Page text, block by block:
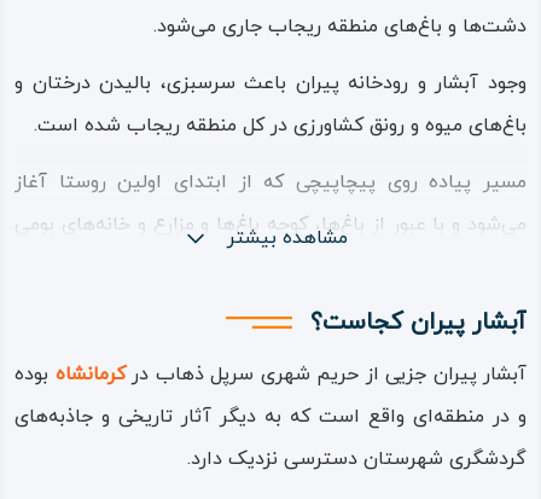
دشت‌ها و باغ‌های منطقه ریجاب جاری می‌شود.
وجود آبشار و رودخانه پیران باعث سرسبزی، بالیدن درختان و
باغ‌های میوه و رونق کشاورزی در کل منطقه ریجاب شده است.
مسیر پیاده روی پیچاپیچی که از ابتدای اولین روستا آغاز
می‌شود و با عبور از باغ‌ها، کوچه باغ‌ها و مزارع و خانه‌های بومی
با پای پیاده است و حس تعلق و حضور در بهشت را به گردشگر و
در دو کناره این راه پیاده رو، انواع درختان میوه مانند گردو، انار،
سیب، گلابی کوهی (ئه‌مرو) و… قامت سبز و پرثمرشان را فرود
مشاهده بیشتر
آبشار پیران کجاست؟
آبشار پیران جزیی از حریم شهری سرپل ذهاب درکرمانشاه بوده
و در منطقه‌ای واقع است که به دیگر آثار تاریخی و جاذبه‌های
گردشگری شهرستان دسترسی نزدیک دارد.